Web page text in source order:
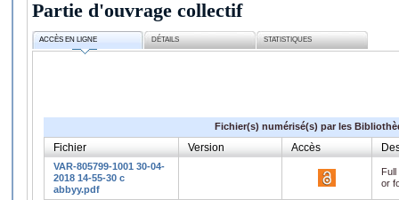
Partie d'ouvrage collectif
ACCÈS EN LIGNE DÉTAILS STATISTIQUES
Fichier(s) numérisé(s) par les
Fichier Version Accès
VAR-805799-1001 30-04-
2018 14-55-30 c
abbyy.pdf
or